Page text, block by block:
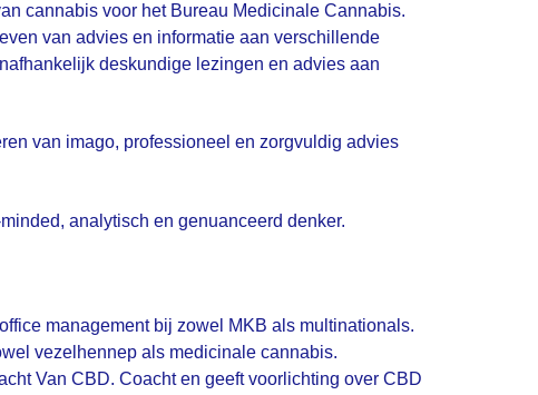
cannabis voor het Bureau Medicinale Cannabis.
van advies en informatie aan verschillende
deskundige lezingen en advies aan
van imago, professioneel en zorgvuldig advies
analytisch en genuanceerd denker.
management bij zowel MKB als multinationals.
vezelhennep als medicinale cannabis.
Van CBD. Coacht en geeft voorlichting over CBD